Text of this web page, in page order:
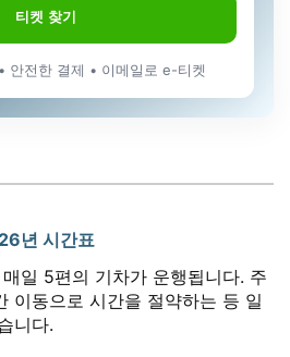
티켓 찾기
안전한 결제 • 이메일로 e-티켓
년 시간표
일 5편의 기차가 운행됩니다. 주
이동으로 시간을 절약하는 등 일
니다.